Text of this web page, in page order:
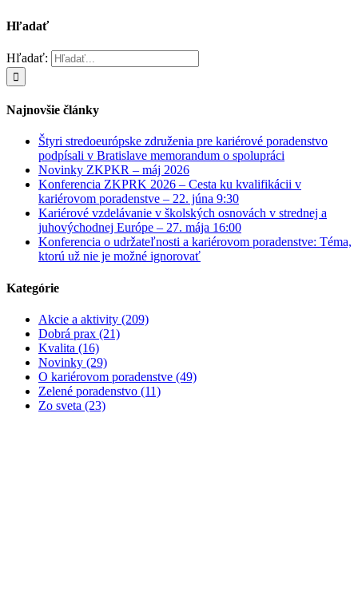
Hľadať
Hľadať:
Najnovšie články
Štyri stredoeurópske združenia pre kariérové poradenstvo
podpísali v Bratislave memorandum o spolupráci
Novinky ZKPKR – máj 2026
Konferencia ZKPRK 2026 – Cesta ku kvalifikácii v
kariérovom poradenstve – 22. júna 9:30
Kariérové vzdelávanie v školských osnovách v strednej a
juhovýchodnej Európe – 27. mája 16:00
Konferencia o udržateľnosti a kariérovom poradenstve: Téma,
ktorú už nie je možné ignorovať
Kategórie
Akcie a aktivity (209)
Dobrá prax (21)
Kvalita (16)
Novinky (29)
O kariérovom poradenstve (49)
Zelené poradenstvo (11)
Zo sveta (23)